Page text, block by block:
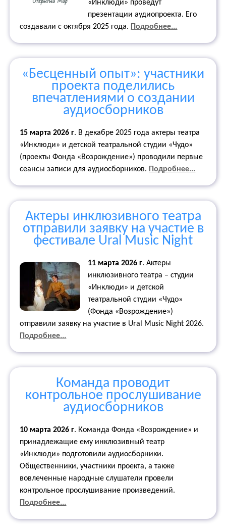
«Инклюди» проведут
презентации аудиопроекта. Его
создавали с октября 2025 года. Подробнее...
«Бесценный опыт»: участники
проекта поделились
впечатлениями о создании
аудиосборников
15 марта 2026 г. В декабре 2025 года актеры театра
«Инклюди» и детской театральной студии «Чудо»
(проекты Фонда «Возрождение») проводили первые
сеансы записи для аудиосборников. Подробнее...
Актеры инклюзивного театра
отправили заявку на участие в
фестивале Ural Music Night
11 марта 2026 г.Актеры
инклюзивного театра – студии
«Инклюди» и детской
театральной студии «Чудо»
(Фонда «Возрождение»)
отправили заявку на участие в Ural Music Night 2026.
Подробнее...
Команда проводит
контрольное прослушивание
аудиосборников
10 марта 2026 г. Команда Фонда «Возрождение» и
принадлежащие ему инклюзивный театр
«Инклюди» подготовили аудиосборники.
Общественники, участники проекта, а также
вовлеченные народные слушатели провели
контрольное прослушивание произведений.
Подробнее...